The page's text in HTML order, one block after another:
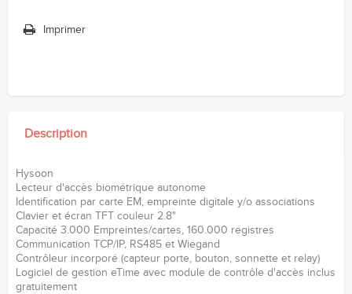
Imprimer
Description
Hysoon
Lecteur d'accès biométrique autonome
Identification par carte EM, empreinte digitale y/o associations
Clavier et écran TFT couleur 2.8"
Capacité 3.000 Empreintes/cartes, 160.000 registres
Communication TCP/IP, RS485 et Wiegand
Contrôleur incorporé (capteur porte, bouton, sonnette et relay)
Logiciel de gestion eTime avec module de contrôle d'accès inclus
gratuitement